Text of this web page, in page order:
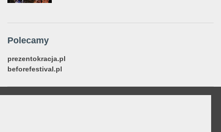
Polecamy
prezentokracja.pl
beforefestival.pl